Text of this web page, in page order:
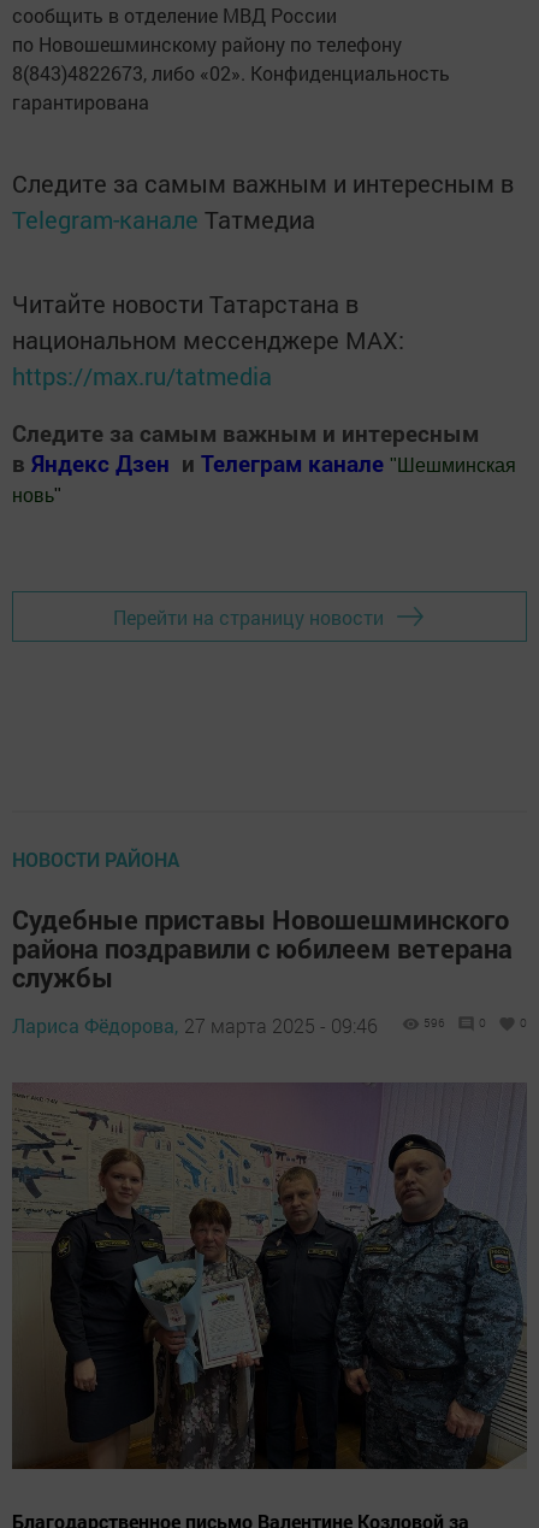
сообщить в отделение МВД России
по Новошешминскому району по телефону
8(843)4822673, либо «02». Конфиденциальность
гарантирована
Следите за самым важным и интересным в
Telegram-канале Татмедиа
Читайте новости Татарстана в
национальном мессенджере MАХ:
https://max.ru/tatmedia
Следите за самым важным и интересным
в Яндекс Дзен и Телеграм канале " Шешминская
новь"
Перейти на страницу новости
НОВОСТИ РАЙОНА
Судебные приставы Новошешминского
района поздравили с юбилеем ветерана
службы
Лариса Фёдорова, 27 марта 2025 - 09:46 596 0 0
Благодарственное письмо Валентине Козловой за